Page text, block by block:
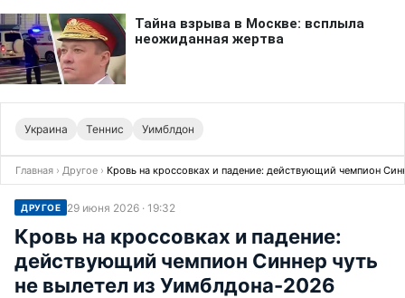
Украина Теннис Уимблдон
Главная › Другое › Кровь на кроссовках и падение: действующий чемпион
ДРУГОЕ 29 июня 2026 · 19:32
Кровь на кроссовках и падение:
действующий чемпион Синнер чуть
не вылетел из Уимблдона-2026